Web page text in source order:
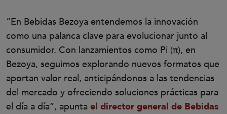
“En Bebidas Bezoya entendemos la innovación
como una palanca clave para evolucionar junto al
consumidor. Con lanzamientos como Pi (π), en
Bezoya, seguimos explorando nuevos formatos que
aportan valor real, anticipándonos a las tendencias
del mercado y ofreciendo soluciones prácticas para
el día a día”, apunta el director general de Bebidas